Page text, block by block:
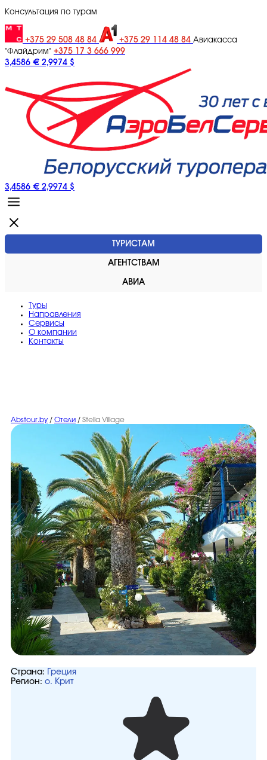
Консультация по турам
+375 29 508 48 84 +375 29 114 48 84 Авиакасса
"Флайдрим" +375 17 3 666 999
3,4586 € 2,9974 $
3,4586 € 2,9974 $
ТУРИСТАМ
АГЕНТСТВАМ
АВИА
Туры
Направления
Сервисы
O компании
Контакты
Abstour.by / Отели / Stella Village
Страна:
Греция
Регион: о. Крит